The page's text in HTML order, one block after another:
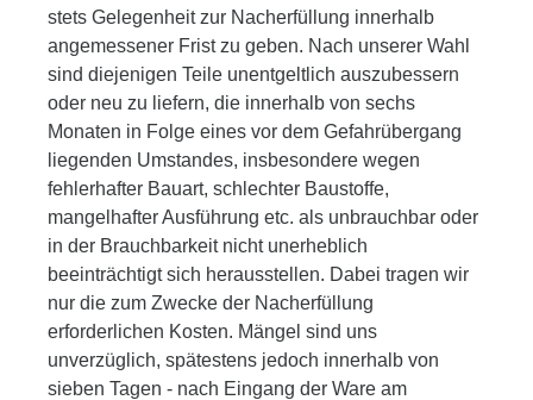
stets Gelegenheit zur Nacherfüllung innerhalb
angemessener Frist zu geben. Nach unserer Wahl
sind diejenigen Teile unentgeltlich auszubessern
oder neu zu liefern, die innerhalb von sechs
Monaten in Folge eines vor dem Gefahrübergang
liegenden Umstandes, insbesondere wegen
fehlerhafter Bauart, schlechter Baustoffe,
mangelhafter Ausführung etc. als unbrauchbar oder
in der Brauchbarkeit nicht unerheblich
beeinträchtigt sich herausstellen. Dabei tragen wir
nur die zum Zwecke der Nacherfüllung
erforderlichen Kosten. Mängel sind uns
unverzüglich, spätestens jedoch innerhalb von
sieben Tagen - nach Eingang der Ware am